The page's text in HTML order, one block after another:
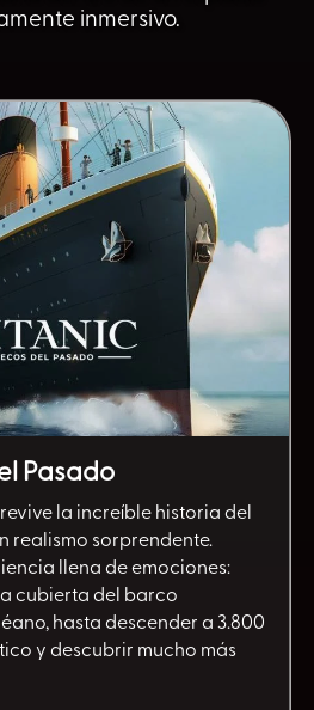
inmersivo.
Pasado
la increíble historia del
realismo sorprendente.
llena de emociones:
cubierta del barco
hasta descender a 3.800
y descubrir mucho más